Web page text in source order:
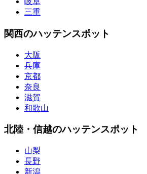
三重
関西のハッテンスポット
大阪
兵庫
京都
奈良
滋賀
和歌山
北陸・信越のハッテンスポット
山梨
長野
新潟